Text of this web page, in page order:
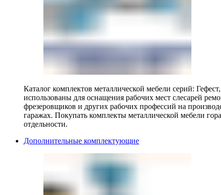
Каталог комплектов металлической мебели серий:
использованы для оснащения рабочих мест слесарей
фрезеровщиков и других рабочих профессий на
гаражах. Покупать комплекты металлической мебели
отдельности.
Дополнительные комплектующие